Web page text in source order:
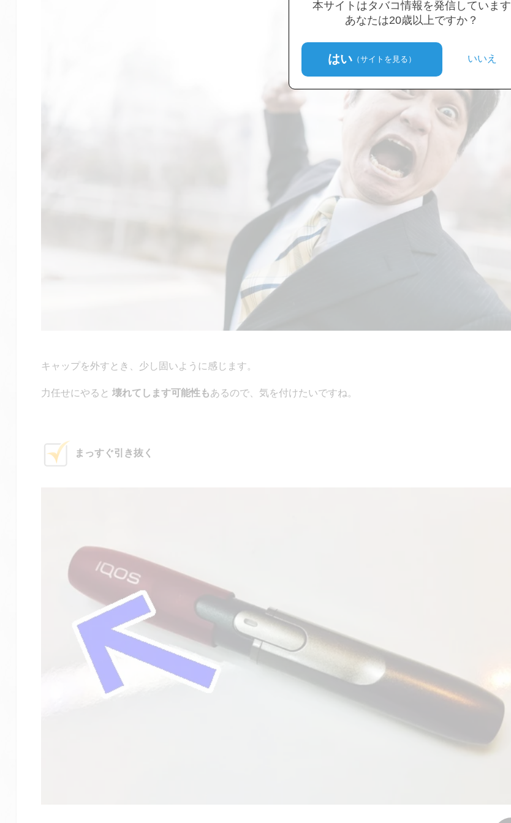
本サイトはタバコ情報を発信しています
あなたは20歳以上ですか？
はい （サイトを見る） いいえ
キャップを外すとき、少し固いように感じます。
力任せにやると 壊れてします可能性もあるので、気を付けたいですね。
まっすぐ引き抜く